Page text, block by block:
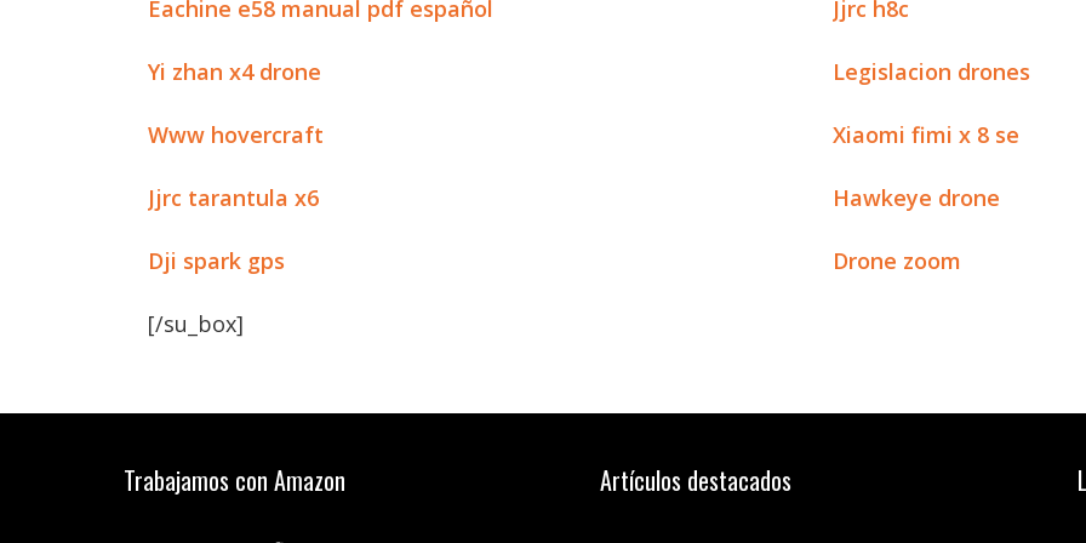
Eachine e58 manual pdf español Jjrc h8c
Yi zhan x4 drone Legislacion drones
Www hovercraft Xiaomi fimi x 8 se
Jjrc tarantula x6 Hawkeye drone
Dji spark gps Drone zoom
[/su_box]
Trabajamos con Amazon Artículos destacados